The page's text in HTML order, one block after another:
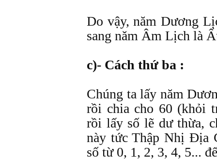
Do vậy, năm Dương
sang năm Âm Lịch là
c)- Cách thứ ba :
Chúng ta lấy năm
rồi chia cho 60 (khỏi
rồi lấy số lẽ dư thừa,
này tức Thập Nhị Ðịa
số từ 0, 1, 2, 3, 4, 5...